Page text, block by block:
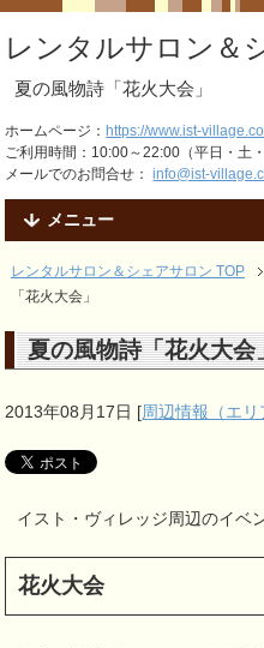
レンタルサロン＆
夏の風物詩「花火大会」
ホームページ：https://www.ist-
ご利用時間：10:00～22:00（平日・土・
メールでのお問合せ：info@ist-
メニュー
レンタルサロン＆シェアサロン TOP
「花火大会」
夏の風物詩「花火大会
2013年08月17日 [周辺情報（エリ
イスト・ヴィレッジ周辺のイベ
花火大会